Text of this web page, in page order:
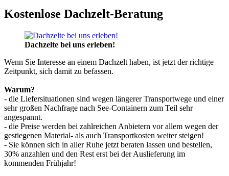
Kostenlose Dachzelt-Beratung
Dachzelte bei uns erleben!
Wenn Sie Interesse an einem Dachzelt haben, ist jetzt der richtige
Zeitpunkt, sich damit zu befassen.
Warum?
- die Liefersituationen sind wegen längerer Transportwege und einer
sehr großen Nachfrage nach See-Containern zum Teil sehr
angespannt.
- die Preise werden bei zahlreichen Anbietern vor allem wegen der
gestiegenen Material- als auch Transportkosten weiter steigen!
- Sie können sich in aller Ruhe jetzt beraten lassen und bestellen,
30% anzahlen und den Rest erst bei der Auslieferung im
kommenden Frühjahr!